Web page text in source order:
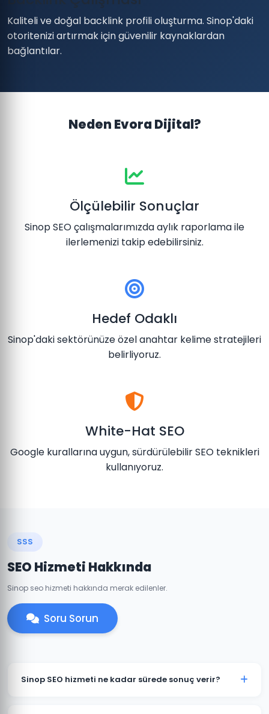
Kaliteli ve doğal backlink profili oluşturma. Sinop'daki
otoritenizi artırmak için güvenilir kaynaklardan
bağlantılar.
Neden Evora Dijital?
Ölçülebilir Sonuçlar
Sinop SEO çalışmalarımızda aylık raporlama ile
ilerlemenizi takip edebilirsiniz.
Hedef Odaklı
Sinop'daki sektörünüze özel anahtar kelime stratejileri
belirliyoruz.
White-Hat SEO
Google kurallarına uygun, sürdürülebilir SEO teknikleri
kullanıyoruz.
SSS
SEO Hizmeti Hakkında
Sinop seo hizmeti hakkında merak edilenler.
Soru Sorun
Sinop SEO hizmeti ne kadar sürede sonuç verir?